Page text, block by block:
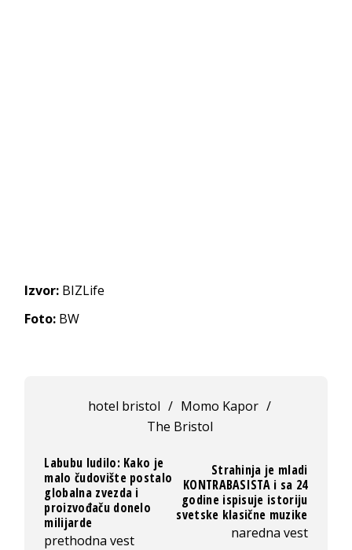
Izvor: BIZLife
Foto: BW
hotel bristol / Momo Kapor /
The Bristol
Labubu ludilo: Kako je
malo čudovište postalo
globalna zvezda i
proizvođaču donelo
milijarde
prethodna vest
Strahinja je mladi
KONTRABASISTA i sa 24
godine ispisuje istoriju
svetske klasične muzike
naredna vest